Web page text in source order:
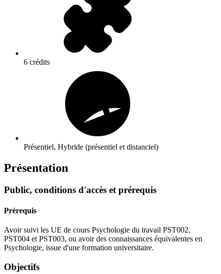
6 crédits
Présentiel, Hybride (présentiel et distanciel)
Présentation
Public, conditions d'accès et prérequis
Prérequis
Avoir suivi les UE de cours Psychologie du travail PST002,
PST004 et PST003, ou avoir des connaissances équivalentes en
Psychologie, issue d'une formation universitaire.
Objectifs